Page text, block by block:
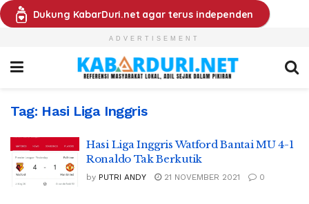
Dukung KabarDuri.net agar terus independen
ADVERTISEMENT
Tag: Hasi Liga Inggris
Hasi Liga Inggris Watford Bantai MU 4-1
Ronaldo Tak Berkutik
by PUTRI ANDY 21 NOVEMBER 2021 0